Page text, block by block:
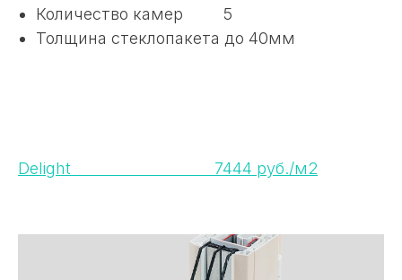
Количество камер 5
Толщина стеклопакета до 40мм
Delight 7444 руб./м2